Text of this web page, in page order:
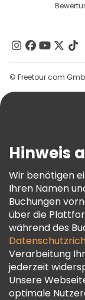
Affiliate-
Reiseziele
Kontakt
Gruppen
Hilfe
AGB Und
Cookie-
Freetour
© Freetour.com
Hinweis
Wir benötigen
Ihren Namen
Buchungen
über die
während des
Verarbeitung
jederzeit
Unsere
optimale